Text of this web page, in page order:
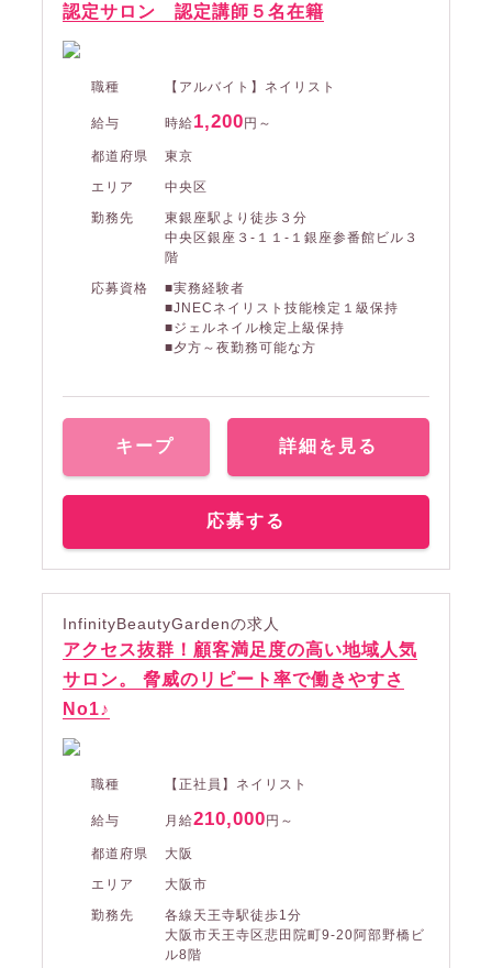
認定サロン 認定講師５名在籍
職種 【アルバイト】ネイリスト
給与 時給1,200円～
都道府県
東京
エリア
中央区
勤務先
東銀座駅より徒歩３分
中央区銀座３-１１-１銀座参番館ビル３
階
応募資格
■実務経験者
■JNECネイリスト技能検定１級保持
■ジェルネイル検定上級保持
■夕方～夜勤務可能な方
キープ 詳細を見る
応募する
InfinityBeautyGardenの求人
アクセス抜群！顧客満足度の高い地域人気
サロン。 脅威のリピート率で働きやすさ
No1♪
職種 【正社員】ネイリスト
給与 月給210,000円～
都道府県
大阪
エリア
大阪市
勤務先
各線天王寺駅徒歩1分
大阪市天王寺区悲田院町9-20阿部野橋ビ
ル8階